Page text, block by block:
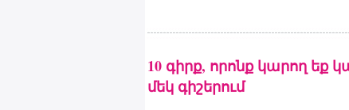
10 գիրք, որոնք կարող եք
մեկ գիշերում